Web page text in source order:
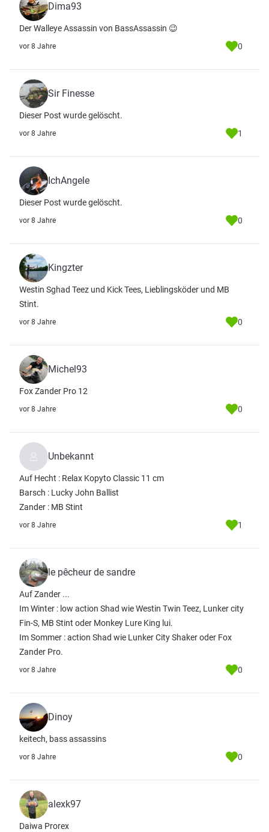
Dima93
Der Walleye Assassin von BassAssassin 😉
vor 8 Jahre 0
Sir Finesse
Dieser Post wurde gelöscht.
vor 8 Jahre 1
IchAngele
Dieser Post wurde gelöscht.
vor 8 Jahre 0
Kingzter
Westin Sghad Teez und Kick Tees, Lieblingsköder und MB
Stint.
vor 8 Jahre 0
Michel93
Fox Zander Pro 12
vor 8 Jahre 0
Unbekannt
Auf Hecht : Relax Kopyto Classic 11 cm
Barsch : Lucky John Ballist
Zander : MB Stint
vor 8 Jahre 1
le pêcheur de sandre
Auf Zander ...
Im Winter : low action Shad wie Westin Twin Teez, Lunker city
Fin-S, MB Stint oder Monkey Lure King lui.
Im Sommer : action Shad wie Lunker City Shaker oder Fox
Zander Pro.
vor 8 Jahre 0
Dinoy
keitech, bass assassins
vor 8 Jahre 0
alexk97
Daiwa Prorex